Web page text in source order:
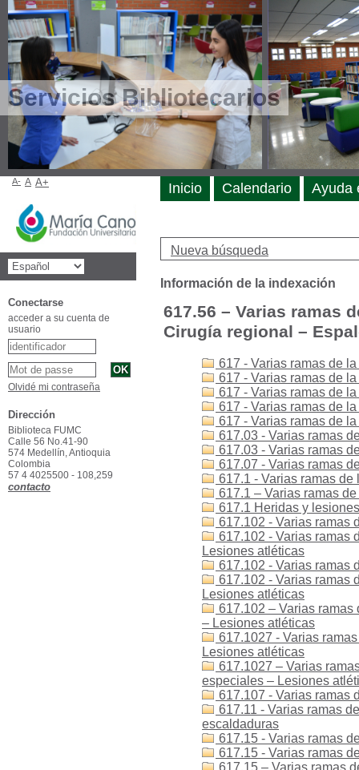
Servicios Bibliotecarios
Nueva búsqueda
Información de la indexación
617.56 – Varias ramas
Cirugía regional –
617 - Varias ramas de
617 - Varias ramas de
617 - Varias ramas de
617 - Varias ramas de
617 - Varias ramas de
617.03 - Varias ramas
617.03 - Varias ramas
617.07 - Varias ramas
617.1 - Varias ramas
617.1 – Varias ramas
617.1 Heridas y
617.102 - Varias ramas
617.102 - Varias ramas
Lesiones atléticas
617.102 - Varias ramas
617.102 - Varias ramas
Lesiones atléticas
617.102 – Varias
– Lesiones atléticas
617.1027 - Varias
Lesiones atléticas
617.1027 – Varias
especiales – Lesiones
617.107 - Varias ramas
617.11 - Varias ramas
escaldaduras
617.15 - Varias ramas
617.15 - Varias ramas
617.15 – Varias ramas
Inicio Calendario Ayuda
A- A A+
Conectarse
acceder a su cuenta de
usuario
Olvidé mi contraseña
Dirección
Biblioteca FUMC
Calle 56 No.41-90
574 Medellín, Antioquia
Colombia
57 4 4025500 - 108,259
contacto